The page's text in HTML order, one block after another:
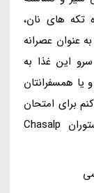
تکه های نان،
عنوان عصرانه
این غذا به
یا همسفرانتان
برای امتحان
لذیذترین پنیرfondue سوئیس حتما به رستوران Chasalp